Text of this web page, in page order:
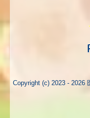
Copyright (c) 2023 - 2026